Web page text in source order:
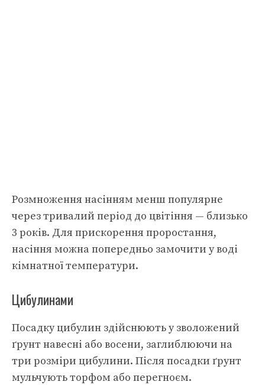
Розмноження насінням менш популярне
через тривалий період до цвітіння — близько
3 років. Для прискорення проростання,
насіння можна попередньо замочити у воді
кімнатної температури.
Цибулинами
Посадку цибулин здійснюють у зволожений
ґрунт навесні або восени, заглиблюючи на
три розміри цибулини. Після посадки ґрунт
мульчують торфом або перегноєм.